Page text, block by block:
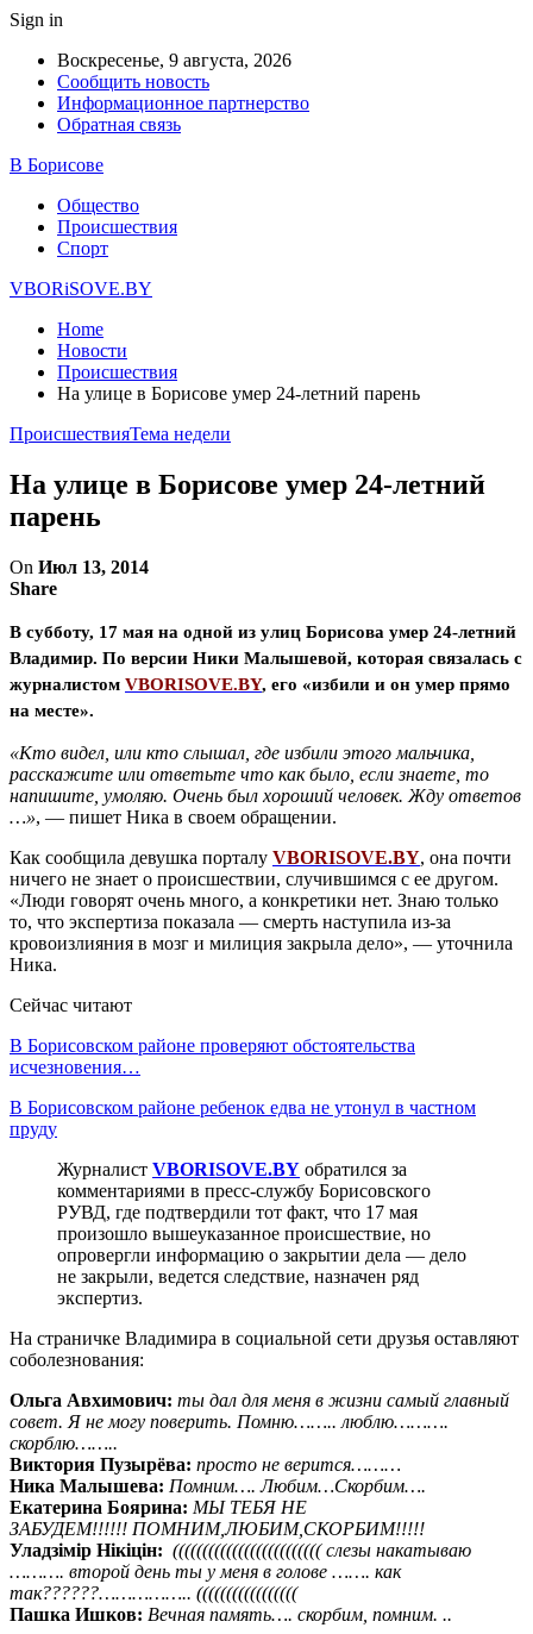
Sign in
Воскресенье, 9 августа, 2026
Сообщить новость
Информационное партнерство
Обратная связь
В Борисове
Общество
Происшествия
Спорт
VBORiSOVE.BY
Home
Новости
Происшествия
На улице в Борисове умер 24-летний парень
ПроисшествияТема недели
На улице в Борисове умер 24-летний
парень
On Июл 13, 2014
Share
В субботу, 17 мая на одной из улиц Борисова умер 24-летний
Владимир. По версии Ники Малышевой, которая связалась с
журналистом VBORISOVE.BY, его «избили и он умер прямо
на месте».
«Кто видел, или кто слышал, где избили этого мальчика,
расскажите или ответьте что как было, если знаете, то
напишите, умоляю. Очень был хороший человек. Жду ответов
…», — пишет Ника в своем обращении.
Как сообщила девушка порталу VBORISOVE.BY, она почти
ничего не знает о происшествии, случившимся с ее другом.
«Люди говорят очень много, а конкретики нет. Знаю только
то, что экспертиза показала — смерть наступила из-за
кровоизлияния в мозг и милиция закрыла дело», — уточнила
Ника.
Сейчас читают
В Борисовском районе проверяют обстоятельства
исчезновения…
В Борисовском районе ребенок едва не утонул в частном
пруду
Журналист VBORISOVE.BY обратился за
комментариями в пресс-службу Борисовского
РУВД, где подтвердили тот факт, что 17 мая
произошло вышеуказанное происшествие, но
опровергли информацию о закрытии дела — дело
не закрыли, ведется следствие, назначен ряд
экспертиз.
На страничке Владимира в социальной сети друзья оставляют
соболезнования:
Ольга Авхимович: ты дал для меня в жизни самый главный
совет. Я не могу поверить. Помню…….. люблю……….
скорблю……..
Виктория Пузырёва: просто не верится………
Ника Малышева: Помним…. Любим…Скорбим….
Екатерина Боярина: МЫ ТЕБЯ НЕ
ЗАБУДЕМ!!!!!! ПОМНИМ,ЛЮБИМ,СКОРБИМ!!!!!
Уладзiмiр Нiкiцiн: ((((((((((((((((((((((((( слезы накатываю
………. второй день ты у меня в голове ……. как
так??????…………….. (((((((((((((((((
Пашка Ишков: Вечная память…. скорбим, помним. ..